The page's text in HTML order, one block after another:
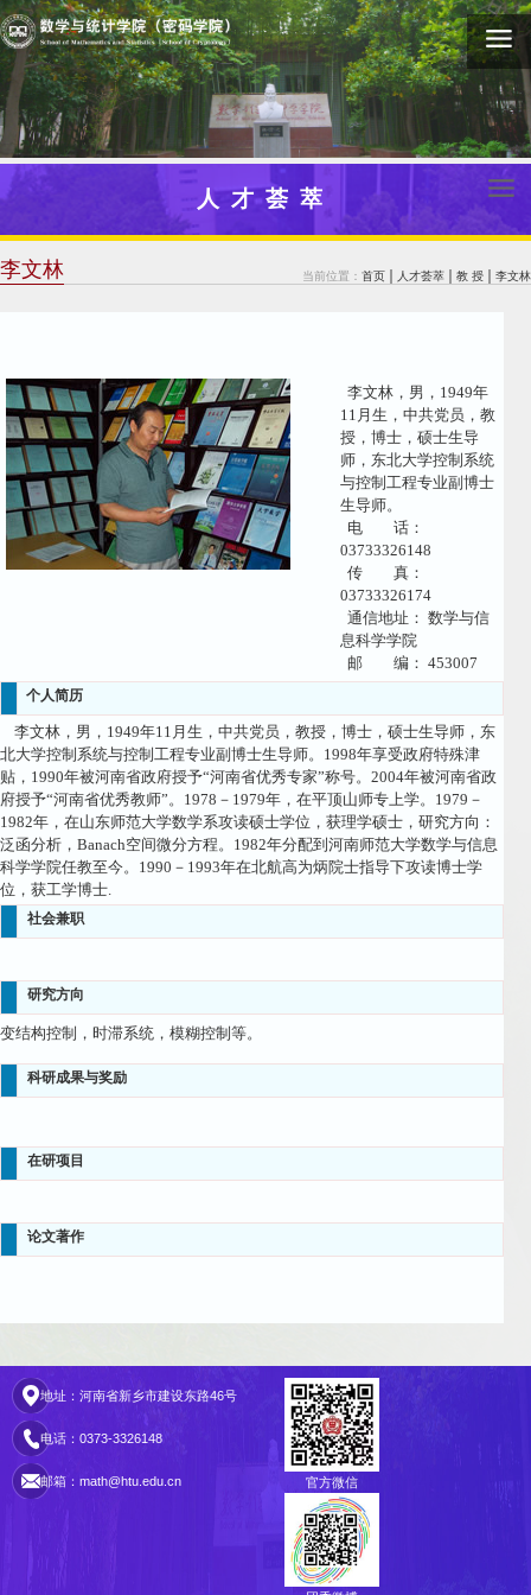
人才荟萃
李文林 当前位置： 首页 人才荟萃 教 授 李文林
李文林，男，1949年
11月生，中共党员，教
授，博士，硕士生导
师，东北大学控制系统
与控制工程专业副博士
生导师。
电 话：
03733326148
传 真：
03733326174
通信地址： 数学与信
息科学学院
邮 编： 453007
个人简历
李文林，男，1949年11月生，中共党员，教授，博士，硕士生导师，东
北大学控制系统与控制工程专业副博士生导师。1998年享受政府特殊津
贴，1990年被河南省政府授予“河南省优秀专家”称号。2004年被河南省政
府授予“河南省优秀教师”。1978－1979年，在平顶山师专上学。1979－
1982年，在山东师范大学数学系攻读硕士学位，获理学硕士，研究方向：
泛函分析，Banach空间微分方程。1982年分配到河南师范大学数学与信息
科学学院任教至今。1990－1993年在北航高为炳院士指导下攻读博士学
位，获工学博士.
社会兼职
研究方向
变结构控制，时滞系统，模糊控制等。
科研成果与奖励
在研项目
论文著作
地址：河南省新乡市建设东路46号
电话：0373-3326148
邮箱：math@htu.edu.cn 官方微信